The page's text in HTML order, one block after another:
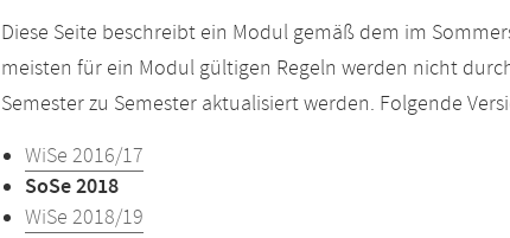
Diese Seite beschreibt ein Modul gemäß dem im
meisten für ein Modul gültigen Regeln werden nicht
Semester zu Semester aktualisiert werden. Folgende
WiSe 2016/17
SoSe 2018
WiSe 2018/19